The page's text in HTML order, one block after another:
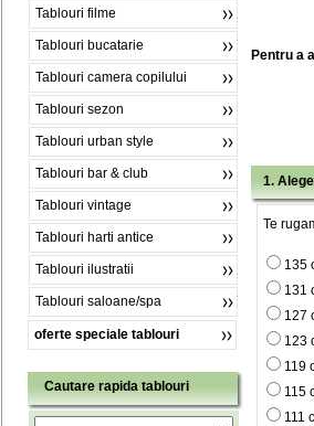
Tablouri filme
Tablouri bucatarie
Tablouri camera copilului
Tablouri sezon
Tablouri urban style
Tablouri bar & club
Tablouri vintage
Tablouri harti antice
Tablouri ilustratii
Tablouri saloane/spa
oferte speciale tablouri
Cautare rapida tablouri
Pentru a
1.
Te
135
131
127
123
119
115
111